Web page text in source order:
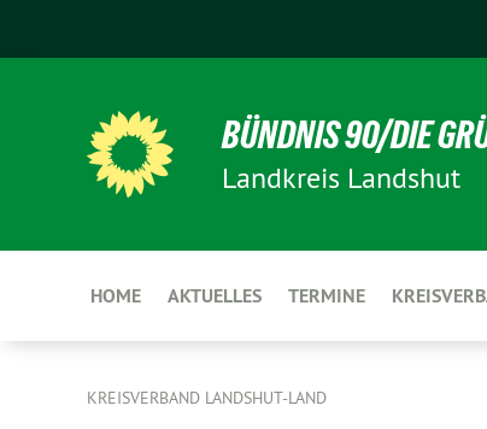
BÜNDNIS 90/DIE
Landkreis Landshut
HOME AKTUELLES TERMINE
KREISVERBAND LANDSHUT-LAND